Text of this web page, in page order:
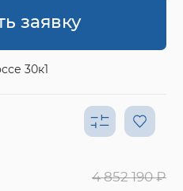
заявку
30к1
4 852 190 ₽